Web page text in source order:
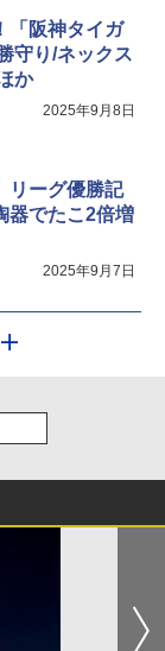
「阪神タイガ
守り/ネックス
か
2025年9月8日
リーグ優勝記
器でたこ2倍増
2025年9月7日